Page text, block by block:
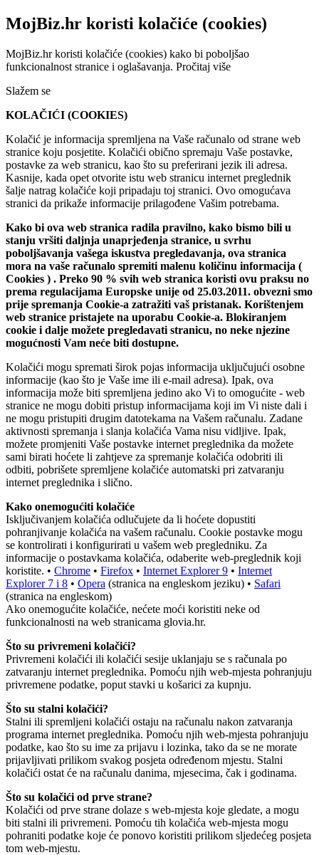
MojBiz.hr koristi kolačiće (cookies)
MojBiz.hr koristi kolačiće (cookies) kako bi poboljšao
funkcionalnost stranice i oglašavanja. Pročitaj više
Slažem se
KOLAČIĆI (COOKIES)
Kolačić je informacija spremljena na Vaše računalo od strane web
stranice koju posjetite. Kolačići obično spremaju Vaše postavke,
postavke za web stranicu, kao što su preferirani jezik ili adresa.
Kasnije, kada opet otvorite istu web stranicu internet preglednik
šalje natrag kolačiće koji pripadaju toj stranici. Ovo omogućava
stranici da prikaže informacije prilagođene Vašim potrebama.
Kako bi ova web stranica radila pravilno, kako bismo bili u
stanju vršiti daljnja unaprjeđenja stranice, u svrhu
poboljšavanja vašega iskustva pregledavanja, ova stranica
mora na vaše računalo spremiti malenu količinu informacija (
Cookies ) . Preko 90 % svih web stranica koristi ovu praksu no
prema regulacijama Europske unije od 25.03.2011. obvezni smo
prije spremanja Cookie-a zatražiti vaš pristanak. Korištenjem
web stranice pristajete na uporabu Cookie-a. Blokiranjem
cookie i dalje možete pregledavati stranicu, no neke njezine
mogućnosti Vam neće biti dostupne.
Kolačići mogu spremati širok pojas informacija uključujući osobne
informacije (kao što je Vaše ime ili e-mail adresa). Ipak, ova
informacija može biti spremljena jedino ako Vi to omogućite - web
stranice ne mogu dobiti pristup informacijama koji im Vi niste dali i
ne mogu pristupiti drugim datotekama na Vašem računalu. Zadane
aktivnosti spremanja i slanja kolačića Vama nisu vidljive. Ipak,
možete promjeniti Vaše postavke internet preglednika da možete
sami birati hoćete li zahtjeve za spremanje kolačića odobriti ili
odbiti, pobrišete spremljene kolačiće automatski pri zatvaranju
internet preglednika i slično.
Kako onemogućiti kolačiće
Isključivanjem kolačića odlučujete da li hoćete dopustiti
pohranjivanje kolačića na vašem računalu. Cookie postavke mogu
se kontrolirati i konfigurirati u vašem web pregledniku. Za
informacije o postavkama kolačića, odaberite web-preglednik koji
koristite. • Chrome • Firefox • Internet Explorer 9 • Internet
Explorer 7 i 8 • Opera (stranica na engleskom jeziku) • Safari
(stranica na engleskom)
Ako onemogućite kolačiće, nećete moći koristiti neke od
funkcionalnosti na web stranicama glovia.hr.
Što su privremeni kolačići?
Privremeni kolačići ili kolačići sesije uklanjaju se s računala po
zatvaranju internet preglednika. Pomoću njih web-mjesta pohranjuju
privremene podatke, poput stavki u košarici za kupnju.
Što su stalni kolačići?
Stalni ili spremljeni kolačići ostaju na računalu nakon zatvaranja
programa internet preglednika. Pomoću njih web-mjesta pohranjuju
podatke, kao što su ime za prijavu i lozinka, tako da se ne morate
prijavljivati prilikom svakog posjeta određenom mjestu. Stalni
kolačići ostat će na računalu danima, mjesecima, čak i godinama.
Što su kolačići od prve strane?
Kolačići od prve strane dolaze s web-mjesta koje gledate, a mogu
biti stalni ili privremeni. Pomoću tih kolačića web-mjesta mogu
pohraniti podatke koje će ponovo koristiti prilikom sljedećeg posjeta
tom web-mjestu.